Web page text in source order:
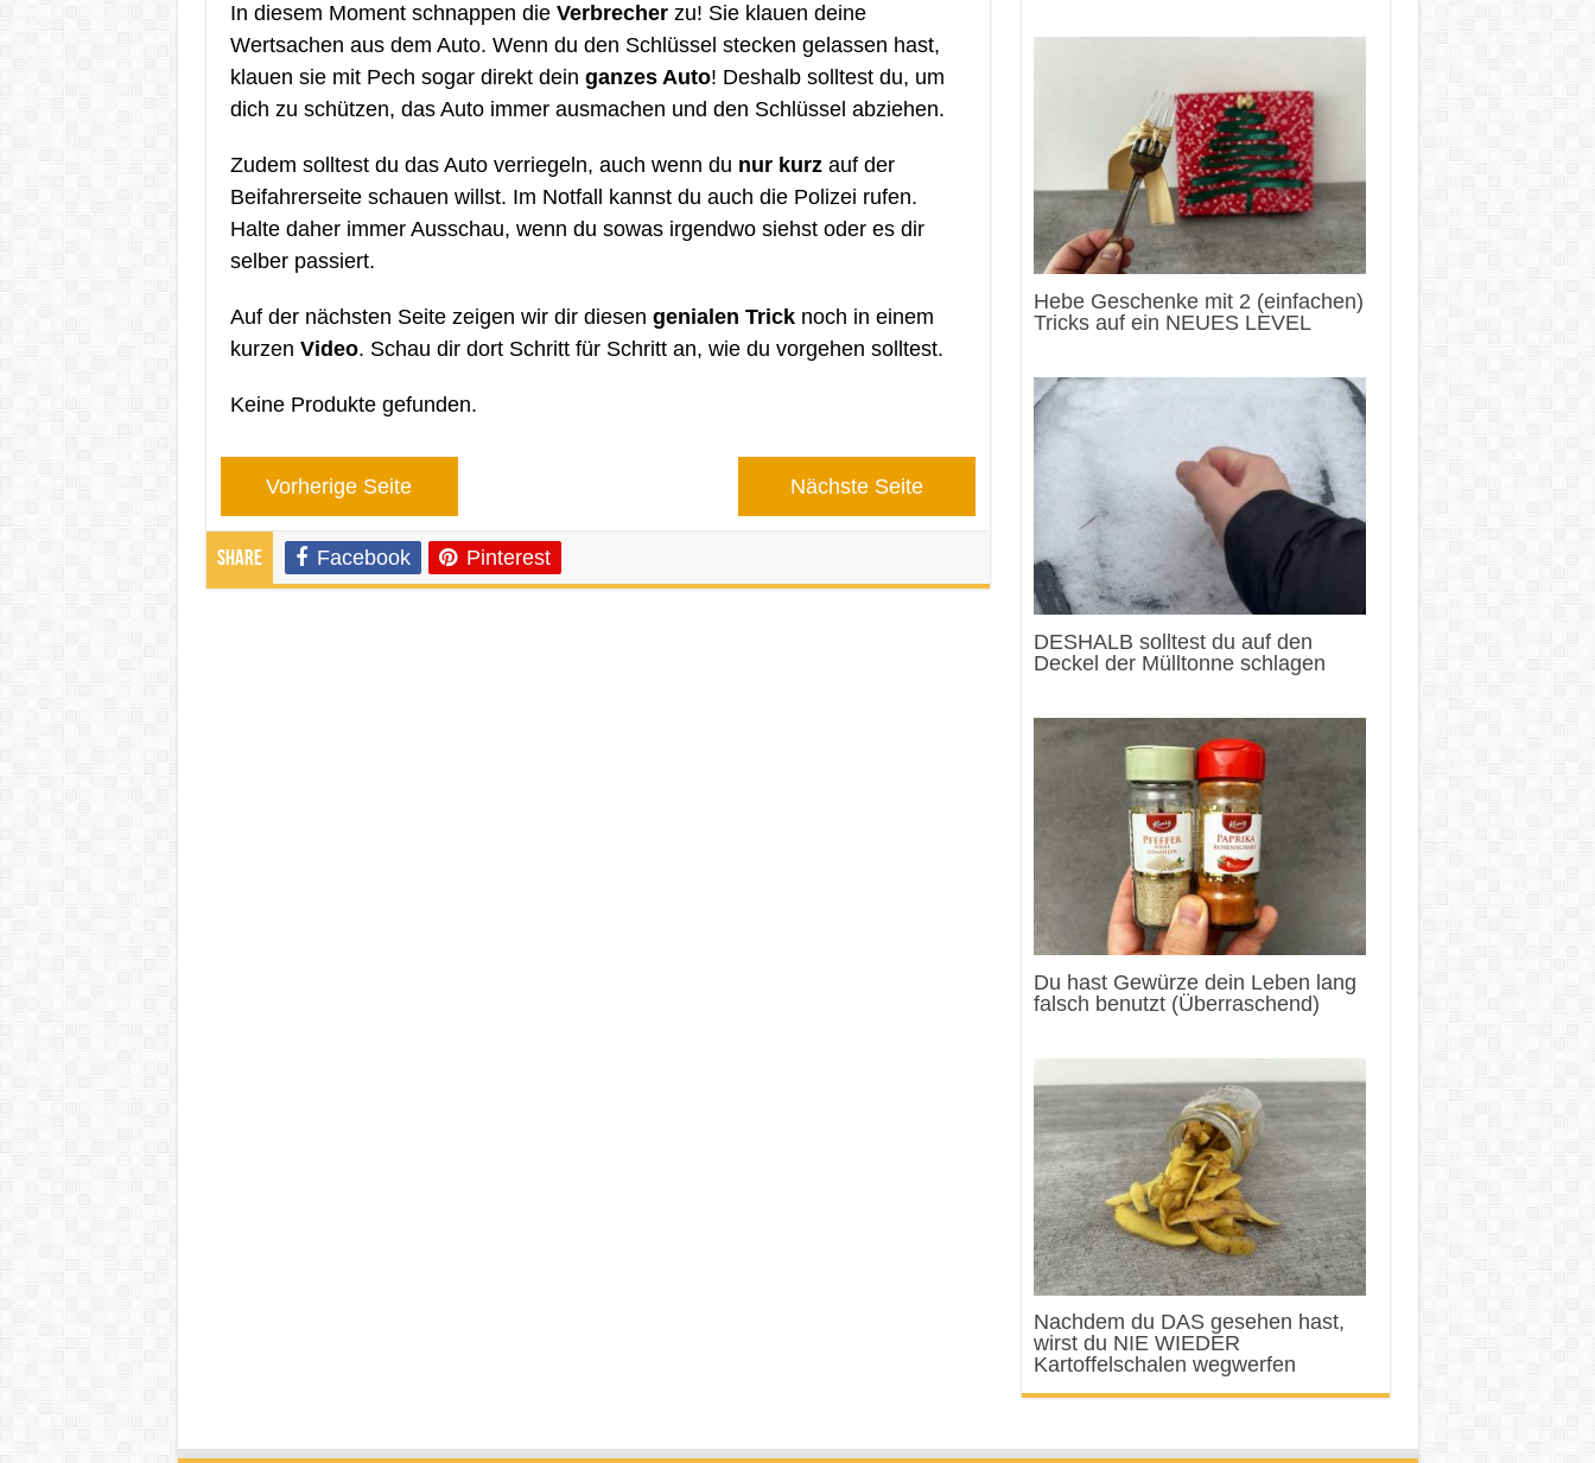
In diesem Moment schnappen die Verbrecherzu! Sie klauen deine
Wertsachen aus dem Auto. Wenn du den Schlüssel stecken gelassen hast,
klauen sie mit Pech sogar direkt dein ganzes Auto! Deshalb solltest du, um
dich zu schützen, das Auto immer ausmachen und den Schlüssel abziehen.
Zudem solltest du das Auto verriegeln, auch wenn du nur kurzauf der
Beifahrerseite schauen willst. Im Notfall kannst du auch die Polizei rufen.
Halte daher immer Ausschau, wenn du sowas irgendwo siehst oder es dir
selber passiert.
Auf der nächsten Seite zeigen wir dir diesen genialen Tricknoch in einem
kurzen Video. Schau dir dort Schritt für Schritt an, wie du vorgehen solltest.
Keine Produkte gefunden.
Vorherige Seite Nächste Seite
Share Facebook Pinterest
Hebe Geschenke mit 2 (einfachen)
Tricks auf ein NEUES LEVEL
DESHALB solltest du auf den
Deckel der Mülltonne schlagen
Du hast Gewürze dein Leben lang
falsch benutzt (Überraschend)
Nachdem du DAS gesehen hast,
wirst du NIE WIEDER
Kartoffelschalen wegwerfen